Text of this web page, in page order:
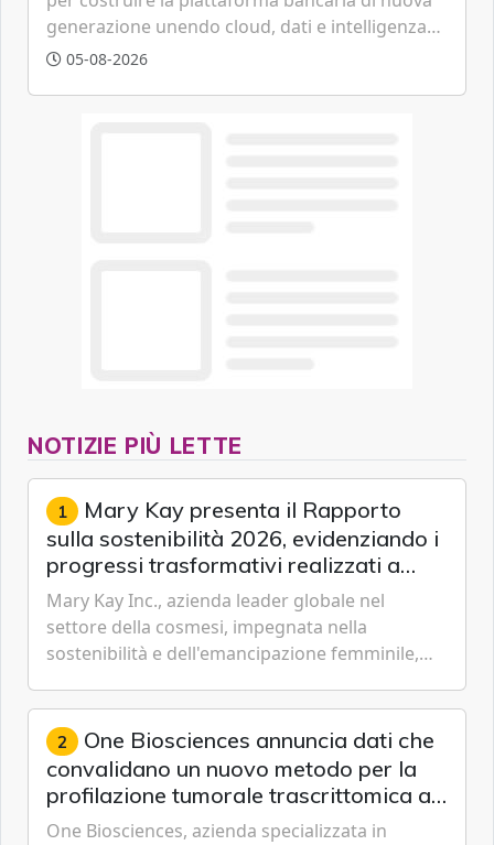
generazione unendo cloud, dati e intelligenza
artificiale.
05-08-2026
NOTIZIE PIÙ LETTE
1 Mary Kay presenta il Rapporto
sulla sostenibilità 2026, evidenziando i
progressi trasformativi realizzati a
livello globale nelle sfere sociale,
economica e ambientale
Mary Kay Inc., azienda leader globale nel
settore della cosmesi, impegnata nella
sostenibilità e dell'emancipazione femminile,
sostenibilità 2026, una panora...
2 One Biosciences annuncia dati che
convalidano un nuovo metodo per la
profilazione tumorale trascrittomica a
singole cellule da campioni istologici
One Biosciences, azienda specializzata in